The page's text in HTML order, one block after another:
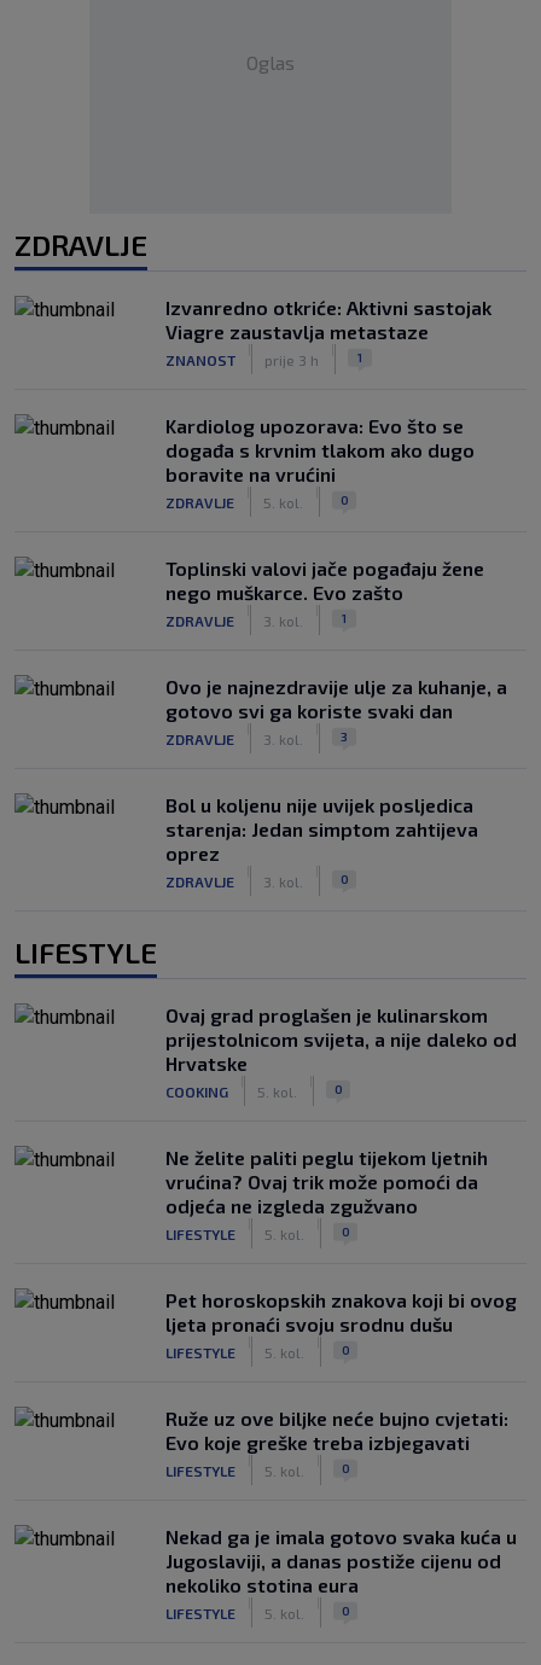
Oglas
ZDRAVLJE
Izvanredno otkriće: Aktivni sastojak
Viagre zaustavlja metastaze
ZNANOST prije 3 h 1
Kardiolog upozorava: Evo što se
događa s krvnim tlakom ako dugo
boravite na vrućini
ZDRAVLJE 5. kol. 0
Toplinski valovi jače pogađaju žene
nego muškarce. Evo zašto
ZDRAVLJE 3. kol. 1
Ovo je najnezdravije ulje za kuhanje, a
gotovo svi ga koriste svaki dan
ZDRAVLJE 3. kol. 3
Bol u koljenu nije uvijek posljedica
starenja: Jedan simptom zahtijeva
oprez
ZDRAVLJE 3. kol. 0
LIFESTYLE
Ovaj grad proglašen je kulinarskom
prijestolnicom svijeta, a nije daleko od
Hrvatske
COOKING 5. kol. 0
Ne želite paliti peglu tijekom ljetnih
vrućina? Ovaj trik može pomoći da
odjeća ne izgleda zgužvano
LIFESTYLE 5. kol. 0
Pet horoskopskih znakova koji bi ovog
ljeta pronaći svoju srodnu dušu
LIFESTYLE 5. kol. 0
Ruže uz ove biljke neće bujno cvjetati:
Evo koje greške treba izbjegavati
LIFESTYLE 5. kol. 0
Nekad ga je imala gotovo svaka kuća u
Jugoslaviji, a danas postiže cijenu od
nekoliko stotina eura
LIFESTYLE 5. kol. 0